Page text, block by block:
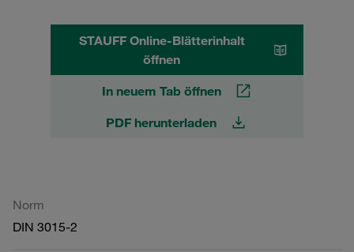
STAUFF Online-Blätterinhalt
öffnen
In neuem Tab öffnen
PDF herunterladen
Norm
DIN 3015-2